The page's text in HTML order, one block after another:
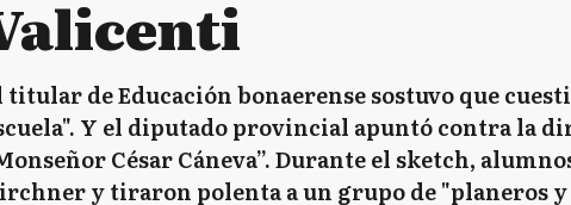
titular de Educación bonaerense sostuvo que
Y el diputado provincial apuntó contra la
César Cáneva”. Durante el sketch,
y tiraron polenta a un grupo de "planeros y